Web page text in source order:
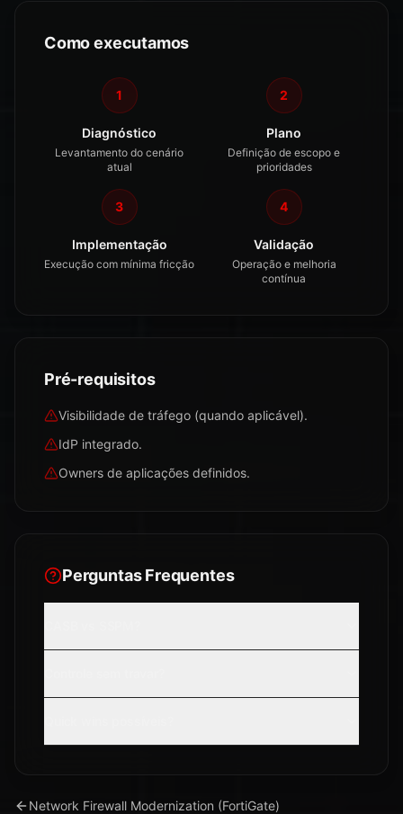
Como executamos
1
Diagnóstico
Levantamento do cenário
atual
2
Plano
Definição de escopo e
prioridades
3
Implementação
Execução com mínima fricção
4
Validação
Operação e melhoria
contínua
Pré-requisitos
Visibilidade de tráfego (quando aplicável).
IdP integrado.
Owners de aplicações definidos.
Perguntas Frequentes
Network Firewall Modernization (FortiGate)